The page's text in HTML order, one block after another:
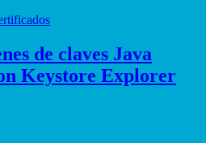
de claves Java
Keystore Explorer